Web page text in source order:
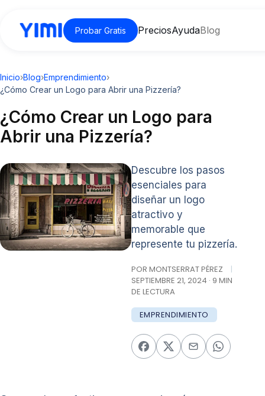
Probar Gratis PreciosAyudaBlog
Inicio›Blog›Emprendimiento›
¿Cómo Crear un Logo para Abrir una Pizzería?
¿Cómo Crear un Logo para
Abrir una Pizzería?
Descubre los pasos
esenciales para
diseñar un logo
atractivo y
memorable que
represente tu pizzería.
POR MONTSERRAT PÉREZ
|
SEPTIEMBRE 21, 2024 · 9 MIN
DE LECTURA
EMPRENDIMIENTO